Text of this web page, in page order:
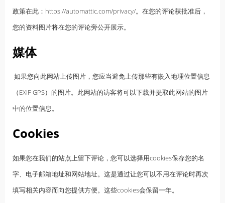
政策在此：https://automattic.com/privacy/。在您的评论获批准后，
您的资料图片将在您的评论旁公开展示。
媒体
如果您向此网站上传图片，您应当避免上传那些有嵌入地理位置信息
（EXIF GPS）的图片。此网站的访客将可以下载并提取此网站的图片
中的位置信息。
Cookies
如果您在我们的站点上留下评论，您可以选择用cookies保存您的名
字、电子邮箱地址和网站地址。这是通过让您可以不用在评论时再次
填写相关内容而向您提供方便。这些cookies会保留一年。